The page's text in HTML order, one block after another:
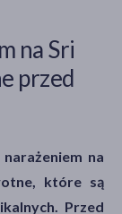
na Sri
przed
na
które są
Przed